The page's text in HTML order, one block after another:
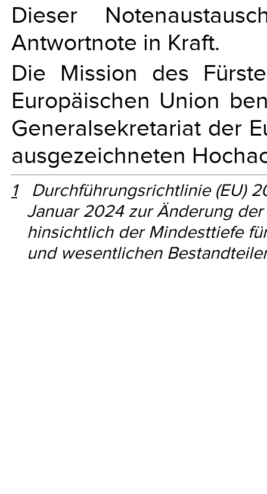
Dieser
Antwortnote in Kraft.
Die Mission des
Europäischen Union
Generalsekretariat der
ausgezeichneten
1Durchführungsrichtlinie (EU)
Januar 2024 zur Änderung
hinsichtlich der Mindesttiefe
und wesentlichen